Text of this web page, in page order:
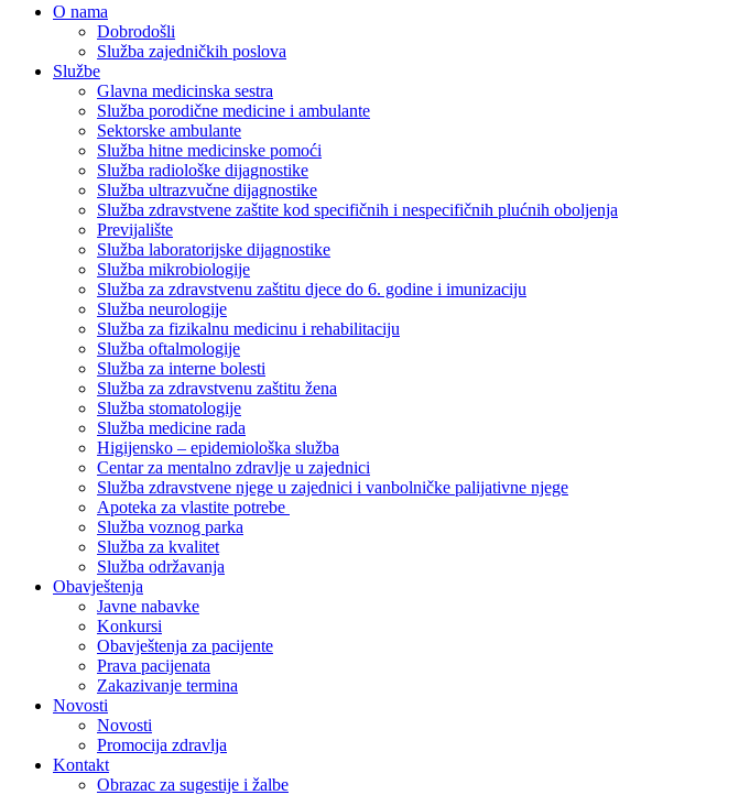
O nama
Dobrodošli
Služba zajedničkih poslova
Službe
Glavna medicinska sestra
Služba porodične medicine i ambulante
Sektorske ambulante
Služba hitne medicinske pomoći
Služba radiološke dijagnostike
Služba ultrazvučne dijagnostike
Služba zdravstvene zaštite kod specifičnih i nespecifičnih plućnih oboljenja
Previjalište
Služba laboratorijske dijagnostike
Služba mikrobiologije
Služba za zdravstvenu zaštitu djece do 6. godine i imunizaciju
Služba neurologije
Služba za fizikalnu medicinu i rehabilitaciju
Služba oftalmologije
Služba za interne bolesti
Služba za zdravstvenu zaštitu žena
Služba stomatologije
Služba medicine rada
Higijensko – epidemiološka služba
Centar za mentalno zdravlje u zajednici
Služba zdravstvene njege u zajednici i vanbolničke palijativne njege
Apoteka za vlastite potrebe
Služba voznog parka
Služba za kvalitet
Služba održavanja
Obavještenja
Javne nabavke
Konkursi
Obavještenja za pacijente
Prava pacijenata
Zakazivanje termina
Novosti
Novosti
Promocija zdravlja
Kontakt
Obrazac za sugestije i žalbe